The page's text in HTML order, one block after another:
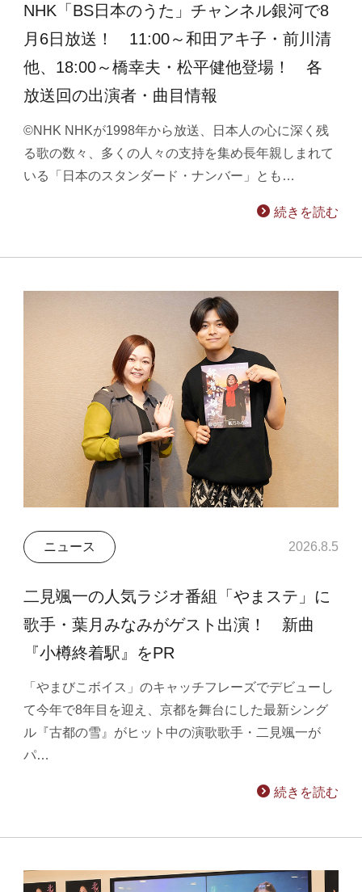
NHK「BS日本のうた」チャンネル銀河で8
月6日放送！ 11:00～和田アキ子・前川清
他、18:00～橋幸夫・松平健他登場！ 各
放送回の出演者・曲目情報
©NHK NHKが1998年から放送、日本人の心に深く残
る歌の数々、多くの人々の支持を集め長年親しまれて
いる「日本のスタンダード・ナンバー」とも…
続きを読む
ニュース 2026.8.5
二見颯一の人気ラジオ番組「やまステ」に
歌手・葉月みなみがゲスト出演！ 新曲
『小樽終着駅』をPR
「やまびこボイス」のキャッチフレーズでデビューし
て今年で8年目を迎え、京都を舞台にした最新シング
ル『古都の雪』がヒット中の演歌歌手・二見颯一が
パ…
続きを読む